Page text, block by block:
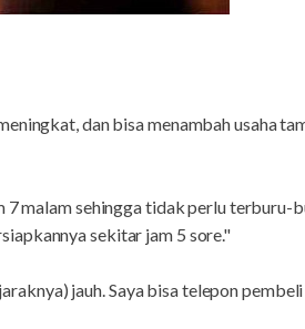
dan bisa menambah usaha
7 malam sehingga tidak perlu terburu-
sekitar jam 5 sore."
jauh. Saya bisa telepon pembeli